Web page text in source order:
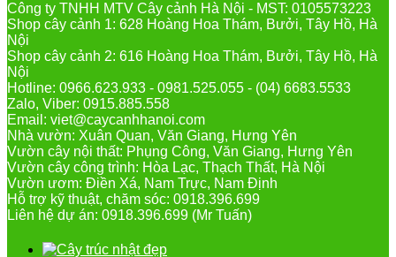
Công ty TNHH MTV Cây cảnh Hà Nội - MST: 0105573223
Shop cây cảnh 1: 628 Hoàng Hoa Thám, Bưởi, Tây Hồ, Hà
Nội
Shop cây cảnh 2: 616 Hoàng Hoa Thám, Bưởi, Tây Hồ, Hà
Nội
Hotline: 0966.623.933 - 0981.525.055 - (04) 6683.5533
Zalo, Viber: 0915.885.558
Email: viet@caycanhhanoi.com
Nhà vườn: Xuân Quan, Văn Giang, Hưng Yên
Vườn cây nội thất: Phụng Công, Văn Giang, Hưng Yên
Vườn cây công trình: Hòa Lạc, Thạch Thất, Hà Nội
Vườn ươm: Điền Xá, Nam Trực, Nam Định
Hỗ trợ kỹ thuật, chăm sóc: 0918.396.699
Liên hệ dự án: 0918.396.699 (Mr Tuấn)